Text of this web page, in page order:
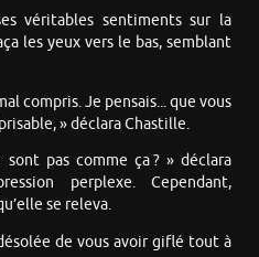
véritables sentiments sur la
les yeux vers le bas, semblant
compris. Je pensais... que vous
» déclara Chastille.
pas comme ça ? » déclara
perplexe. Cependant,
se releva.
de vous avoir giflé tout à